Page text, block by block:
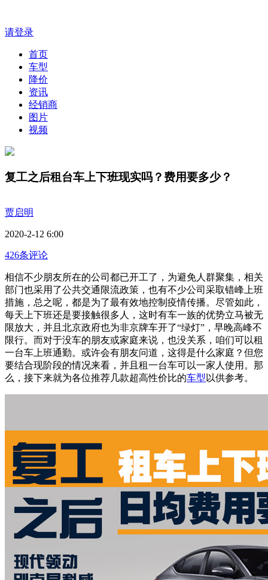
请登录
首页
车型
降价
资讯
经销商
图片
视频
复工之后租台车上下班现实吗？费用要多少？
贾启明
2020-2-12 6:00
426条评论
相信不少朋友所在的公司都已开工了，为避免人群聚集，相关
部门也采用了公共交通限流政策，也有不少公司采取错峰上班
措施，总之呢，都是为了最有效地控制疫情传播。尽管如此，
每天上下班还是要接触很多人，这时有车一族的优势立马被无
限放大，并且北京政府也为非京牌车开了“绿灯”，早晚高峰不
限行。而对于没车的朋友或家庭来说，也没关系，咱们可以租
一台车上班通勤。或许会有朋友问道，这得是什么家庭？但您
要结合现阶段的情况来看，并且租一台车可以一家人使用。那
么，接下来就为各位推荐几款超高性价比的车型以供参考。